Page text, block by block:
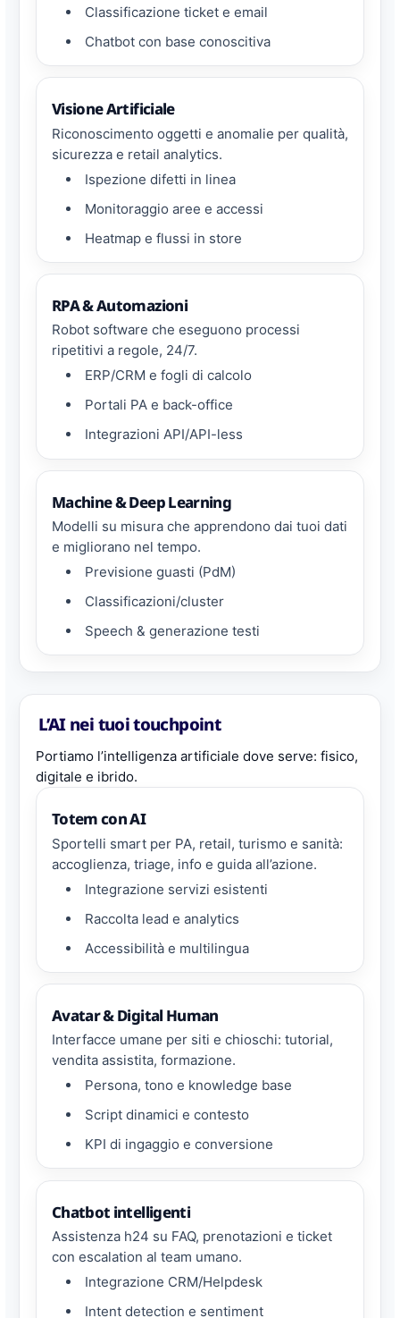
Classificazione ticket e email
Chatbot con base conoscitiva
Visione Artificiale
Riconoscimento oggetti e anomalie per qualità,
sicurezza e retail analytics.
Ispezione difetti in linea
Monitoraggio aree e accessi
Heatmap e flussi in store
RPA & Automazioni
Robot software che eseguono processi
ripetitivi a regole, 24/7.
ERP/CRM e fogli di calcolo
Portali PA e back-office
Integrazioni API/API-less
Machine & Deep Learning
Modelli su misura che apprendono dai tuoi dati
e migliorano nel tempo.
Previsione guasti (PdM)
Classificazioni/cluster
Speech & generazione testi
L’AI nei tuoi touchpoint
Portiamo l’intelligenza artificiale dove serve: fisico,
digitale e ibrido.
Totem con AI
Sportelli smart per PA, retail, turismo e sanità:
accoglienza, triage, info e guida all’azione.
Integrazione servizi esistenti
Raccolta lead e analytics
Accessibilità e multilingua
Avatar & Digital Human
Interfacce umane per siti e chioschi: tutorial,
vendita assistita, formazione.
Persona, tono e knowledge base
Script dinamici e contesto
KPI di ingaggio e conversione
Chatbot intelligenti
Assistenza h24 su FAQ, prenotazioni e ticket
con escalation al team umano.
Integrazione CRM/Helpdesk
Intent detection e sentiment